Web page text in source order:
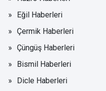
Eğil Haberleri
Çermik Haberleri
Çüngüş Haberleri
Bismil Haberleri
Dicle Haberleri